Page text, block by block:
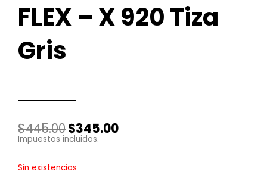
FLEX – X 920 Tiza
Gris
$445.00El
precio
era:
$345.00El
Impuestos incluidos.
Sin existencias